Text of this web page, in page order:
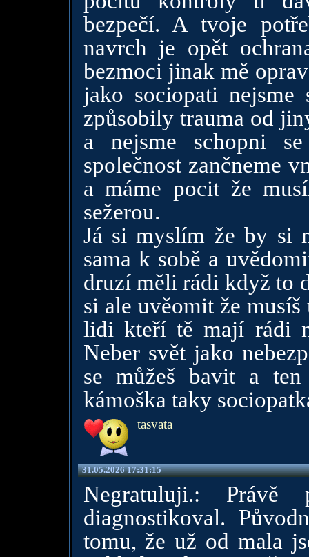
bezpečí. A tvoje
navrch je opět
bezmoci jinak mě
jako sociopati
způsobily trauma od
a nejsme schopni
společnost zančneme
a máme pocit že
sežerou.
Já si myslím že by si
sama k sobě a
druzí měli rádi když to
si ale uvěomit že
lidi kteří tě mají rádi
Neber svět jako
se můžeš bavit a
kámoška taky
tasvata
31.05.2026 17:31:15
Negratuluji.:
diagnostikoval.
tomu, že už od mala